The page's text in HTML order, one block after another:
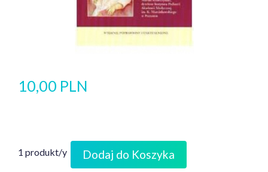
10,00 PLN
1 produkt/y Dodaj do Koszyka